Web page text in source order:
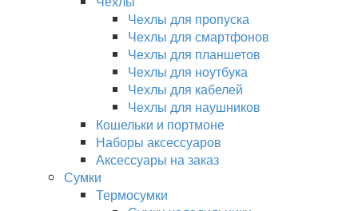
Чехлы для пропуска
Чехлы для смартфонов
Чехлы для планшетов
Чехлы для ноутбука
Чехлы для кабелей
Чехлы для наушников
Кошельки и портмоне
Наборы аксессуаров
Аксессуары на заказ
Сумки
Термосумки